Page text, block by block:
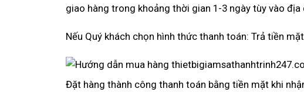
giao hàng trong khoảng thời gian 1-3 ngày tùy vào địa
Nếu Quý khách chọn hình thức thanh toán: Trả tiền
Đặt hàng thành công thanh toán bằng tiền mặt khi